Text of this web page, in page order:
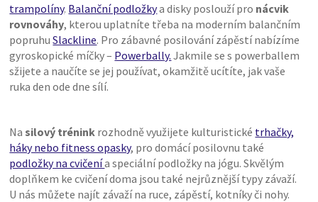
trampolíny. Balanční podložkya disky poslouží pro nácvik
rovnováhy, kterou uplatníte třeba na moderním balančním
popruhuSlackline. Pro zábavné posilování zápěstí nabízíme
gyroskopické míčky – Powerbally. Jakmile se s powerballem
sžijete a naučíte se jej používat, okamžitě ucítíte, jak vaše
ruka den ode dne sílí.
Nasilový trénink rozhodně využijete kulturistické trhačky,
háky nebo fitness opasky, pro domácí posilovnu také
podložky na cvičenía speciální podložky na jógu. Skvělým
doplňkem ke cvičení doma jsou také nejrůznější typy závaží.
U nás můžete najít závaží na ruce, zápěstí, kotníky či nohy.